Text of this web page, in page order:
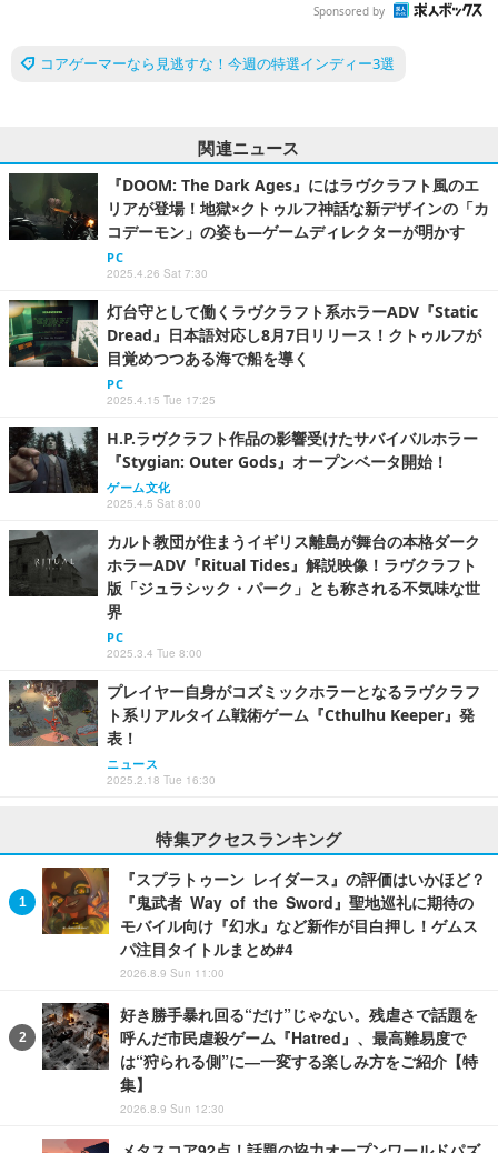
Sponsored by
コアゲーマーなら見逃すな！今週の特選インディー3選
関連ニュース
『DOOM: The Dark Ages』にはラヴクラフト風のエ
リアが登場！地獄×クトゥルフ神話な新デザインの「カ
コデーモン」の姿も―ゲームディレクターが明かす
PC
2025.4.26 Sat 7:30
灯台守として働くラヴクラフト系ホラーADV『Static
Dread』日本語対応し8月7日リリース！クトゥルフが
目覚めつつある海で船を導く
PC
2025.4.15 Tue 17:25
H.P.ラヴクラフト作品の影響受けたサバイバルホラー
『Stygian: Outer Gods』オープンベータ開始！
ゲーム文化
2025.4.5 Sat 8:00
カルト教団が住まうイギリス離島が舞台の本格ダーク
ホラーADV『Ritual Tides』解説映像！ラヴクラフト
版「ジュラシック・パーク」とも称される不気味な世
界
PC
2025.3.4 Tue 8:00
プレイヤー自身がコズミックホラーとなるラヴクラフ
ト系リアルタイム戦術ゲーム『Cthulhu Keeper』発
表！
ニュース
2025.2.18 Tue 16:30
特集アクセスランキング
『スプラトゥーン レイダース』の評価はいかほど？
『鬼武者 Way of the Sword』聖地巡礼に期待の
モバイル向け『幻水』など新作が目白押し！ゲムス
パ注目タイトルまとめ#4
2026.8.9 Sun 11:00
好き勝手暴れ回る“だけ”じゃない。残虐さで話題を
呼んだ市民虐殺ゲーム『Hatred』、最高難易度で
は“狩られる側”に―一変する楽しみ方をご紹介【特
集】
2026.8.9 Sun 12:30
メタスコア92点！話題の協力オープンワールドパズ